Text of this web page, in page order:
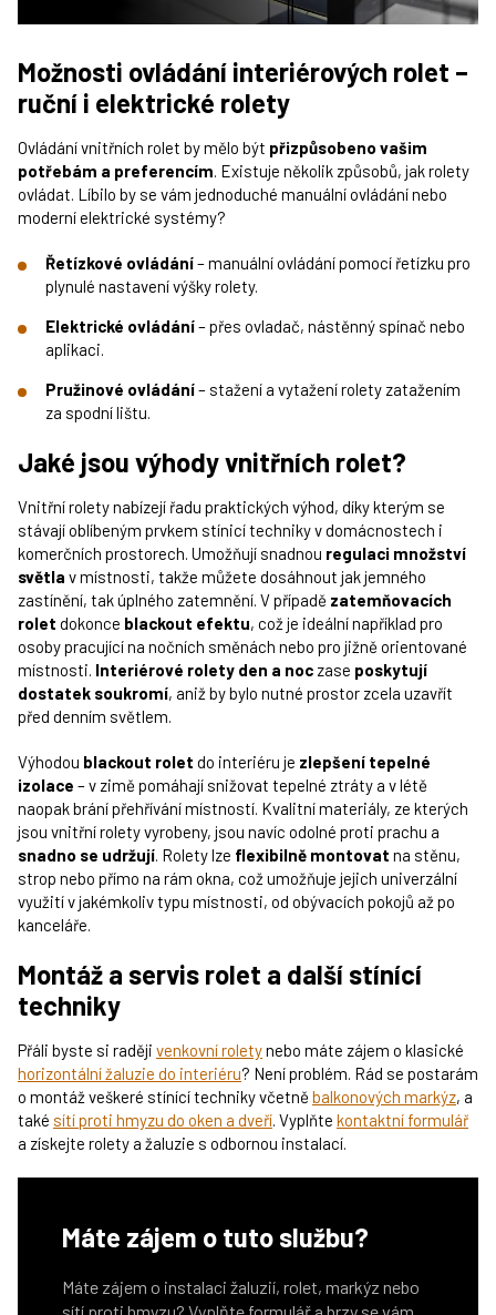
Možnosti ovládání interiérových rolet –
ruční i elektrické rolety
Ovládání vnitřních rolet by mělo být přizpůsobeno vašim
potřebám a preferencím. Existuje několik způsobů, jak rolety
ovládat. Líbilo by se vám jednoduché manuální ovládání nebo
moderní elektrické systémy?
Řetízkové ovládání– manuální ovládání pomocí řetízku pro
plynulé nastavení výšky rolety.
Elektrické ovládání– přes ovladač, nástěnný spínač nebo
aplikaci.
Pružinové ovládání– stažení a vytažení rolety zatažením
za spodní lištu.
Jaké jsou výhody vnitřních rolet?
Vnitřní rolety nabízejí řadu praktických výhod, díky kterým se
stávají oblíbeným prvkem stínicí techniky v domácnostech i
komerčních prostorech. Umožňují snadnou regulaci množství
světla v místnosti, takže můžete dosáhnout jak jemného
zastínění, tak úplného zatemnění. V případě zatemňovacích
rolet dokonce blackout efektu, což je ideální například pro
osoby pracující na nočních směnách nebo pro jižně orientované
místnosti. Interiérové rolety den a noc zase poskytují
dostatek soukromí, aniž by bylo nutné prostor zcela uzavřít
před denním světlem.
Výhodou blackout rolet do interiéru je zlepšení tepelné
izolace – v zimě pomáhají snižovat tepelné ztráty a v létě
naopak brání přehřívání místností. Kvalitní materiály, ze kterých
jsou vnitřní rolety vyrobeny, jsou navíc odolné proti prachu a
snadno se udržují. Rolety lze flexibilně montovat na stěnu,
strop nebo přímo na rám okna, což umožňuje jejich univerzální
využití v jakémkoliv typu místnosti, od obývacích pokojů až po
kanceláře.
Montáž a servis rolet a další stínící
techniky
Přáli byste si raději venkovní roletynebo máte zájem o klasické
horizontální žaluzie do interiéru? Není problém. Rád se postarám
o montáž veškeré stínící techniky včetně balkonových markýz, a
také sítí proti hmyzu do oken a dveří. Vyplňte kontaktní formulář
a získejte rolety a žaluzie s odbornou instalací.
Máte zájem o tuto službu?
Máte zájem o instalaci žaluzií, rolet, markýz nebo